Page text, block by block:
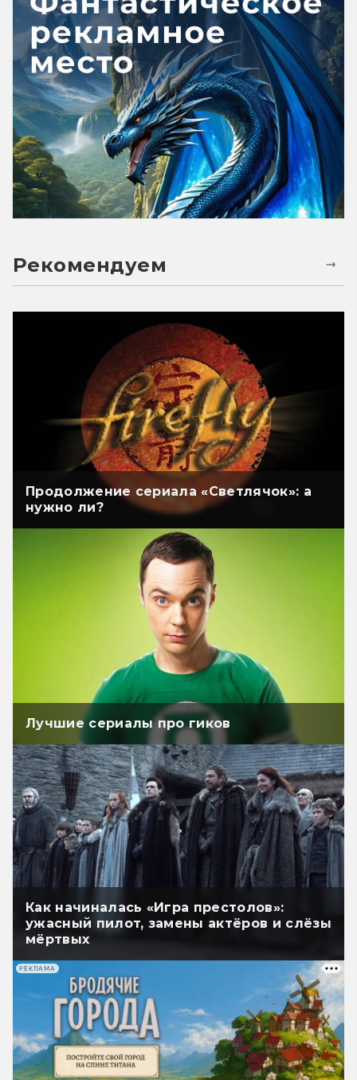
Рекомендуем
Продолжение сериала «Светлячок»: а
нужно ли?
Лучшие сериалы про гиков
Как начиналась «Игра престолов»:
ужасный пилот, замены актёров и слёзы
мёртвых
РЕКЛАМА